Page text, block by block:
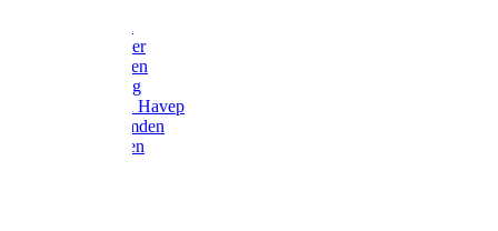
Bodywarmer
Werkbroeken
Zaagkleding
Werkjassen Havep
Thermohemden
Overhemden